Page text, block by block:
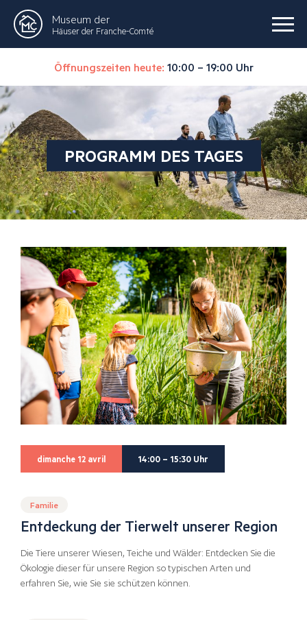
Museum der
Häuser der Franche-Comté
Öffnungszeiten heute: 10:00 – 19:00 Uhr
PROGRAMM DES TAGES
dimanche 12 avril 14:00 – 15:30 Uhr
Familie
Entdeckung der Tierwelt unserer Region
Die Tiere unserer Wiesen, Teiche und Wälder: Entdecken Sie die
Ökologie dieser für unsere Region so typischen Arten und
erfahren Sie, wie Sie sie schützen können.